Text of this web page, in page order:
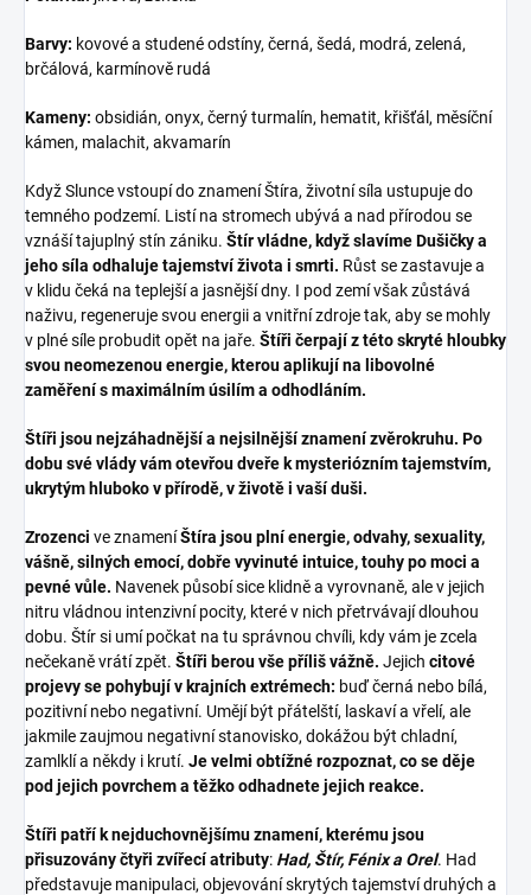
Barvy: kovové a studené odstíny, černá, šedá, modrá, zelená,
brčálová, karmínově rudá
Kameny: obsidián, onyx, černý turmalín, hematit, křišťál, měsíční
kámen, malachit, akvamarín
Když Slunce vstoupí do znamení Štíra, životní síla ustupuje do
temného podzemí. Listí na stromech ubývá a nad přírodou se
vznáší tajuplný stín zániku. Štír vládne, když slavíme Dušičky a
jeho síla odhaluje tajemství života i smrti. Růst se zastavuje a
v klidu čeká na teplejší a jasnější dny. I pod zemí však zůstává
naživu, regeneruje svou energii a vnitřní zdroje tak, aby se mohly
v plné síle probudit opět na jaře. Štíři čerpají z této skryté hloubky
svou neomezenou energie, kterou aplikují na libovolné
zaměření s maximálním úsilím a odhodláním.
Štíři jsou nejzáhadnější a nejsilnější znamení zvěrokruhu. Po
dobu své vlády vám otevřou dveře k mysteriózním tajemstvím,
ukrytým hluboko v přírodě, v životě i vaší duši.
Zrozenci ve znameníŠtíra jsou plní energie, odvahy, sexuality,
vášně, silných emocí, dobře vyvinuté intuice, touhy po moci a
pevné vůle. Navenek působí sice klidně a vyrovnaně, ale v jejich
nitru vládnou intenzivní pocity, které v nich přetrvávají dlouhou
dobu. Štír si umí počkat na tu správnou chvíli, kdy vám je zcela
nečekaně vrátí zpět. Štíři berou vše příliš vážně. Jejich citové
projevy se pohybují v krajních extrémech: buď černá nebo bílá,
pozitivní nebo negativní. Umějí být přátelští, laskaví a vřelí, ale
jakmile zaujmou negativní stanovisko, dokážou být chladní,
zamlklí a někdy i krutí. Je velmi obtížné rozpoznat, co se děje
pod jejich povrchem a těžko odhadnete jejich reakce.
Štíři patří k nejduchovnějšímu znamení, kterému jsou
přisuzovány čtyři zvířecí atributy: Had, Štír, Fénix a Orel. Had
představuje manipulaci, objevování skrytých tajemství druhých a